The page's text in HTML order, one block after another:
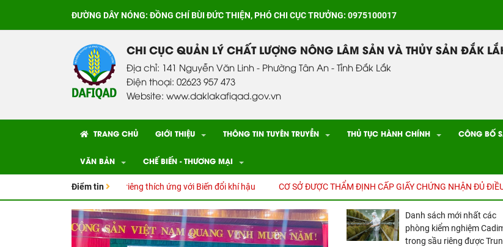
ĐƯỜNG DÂY NÓNG:ĐỒNG CHÍ BÙI ĐỨC THIỆN, PHÓ CHI CỤC TRƯỞNG: 0975100017
CHI CỤC QUẢN LÝ CHẤT LƯỢNG NÔNG LÂM SẢN VÀ THỦY SẢN ĐẮK
Địa chỉ: 141 Nguyễn Văn Linh - Phường Tân An - Tỉnh Đắk Lắk
Điện thoại: 02623 957 473
Website: www.daklakafiqad.gov.vn
TRANG CHỦ GIỚI THIỆU THÔNG TIN TUYÊN TRUYỀN THỦ TỤC HÀNH CHÍNH CÔNG BỐ
VĂN BẢN CHẾ BIẾN - THƯƠNG MẠI
Điểm tin
Canh tác cây Sầu riêng thích ứng với Biến đổi khí hậu CƠ SỞ ĐƯỢC THẨM ĐỊNH CẤP GIẤY CHỨNG NHẬN ĐỦ ĐIỀU KIỆN AN
Danh sách mới nhất các
phòng kiểm nghiệm
trong sầu riêng được